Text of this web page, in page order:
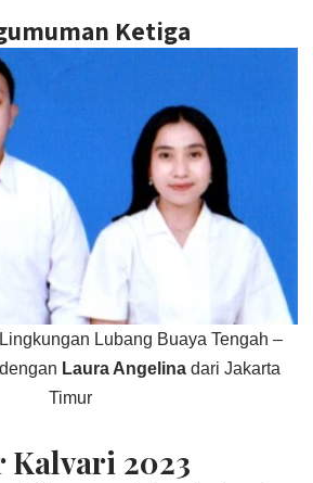
Ketiga
Lubang Buaya Tengah –
Laura Angelina dari Jakarta
Timur
2023